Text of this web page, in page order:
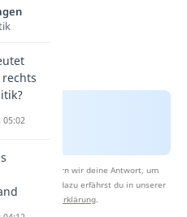
speichern wir deine Antwort, um
Mehr dazu erfährst du in unserer
Datenschutzerklärung.
05:02